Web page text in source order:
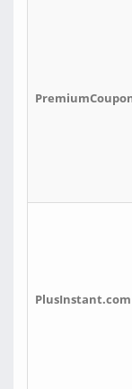
PlusInstant.com